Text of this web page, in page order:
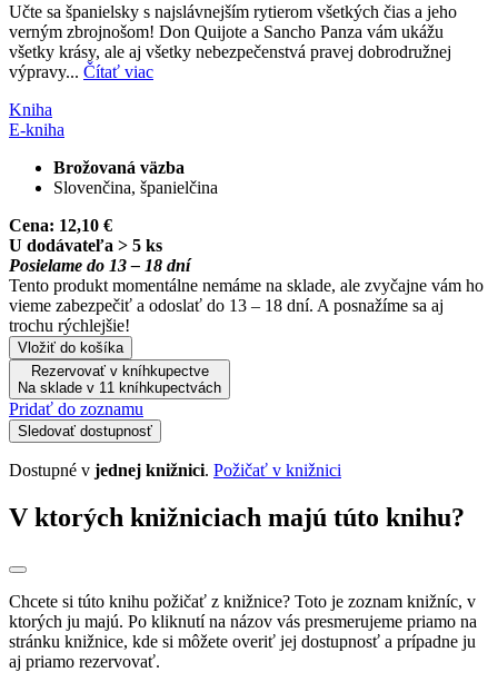
Učte sa španielsky s najslávnejším rytierom všetkých čias a jeho
verným zbrojnošom! Don Quijote a Sancho Panza vám ukážu
všetky krásy, ale aj všetky nebezpečenstvá pravej dobrodružnej
výpravy... Čítať viac
Kniha
E-kniha
Brožovaná väzba
Slovenčina, španielčina
Cena: 12,10 €
U dodávateľa > 5 ks
Posielame do 13 – 18 dní
Tento produkt momentálne nemáme na sklade, ale zvyčajne vám ho
vieme zabezpečiť a odoslať do 13 – 18 dní. A posnažíme sa aj
trochu rýchlejšie!
Vložiť do košíka
Rezervovať v kníhkupectve
Na sklade v 11 kníhkupectvách
Pridať do zoznamu
Sledovať dostupnosť
Dostupné v jednej knižnici. Požičať v knižnici
V ktorých knižniciach majú túto knihu?
Chcete si túto knihu požičať z knižnice? Toto je zoznam knižníc, v
ktorých ju majú. Po kliknutí na názov vás presmerujeme priamo na
stránku knižnice, kde si môžete overiť jej dostupnosť a prípadne ju
aj priamo rezervovať.